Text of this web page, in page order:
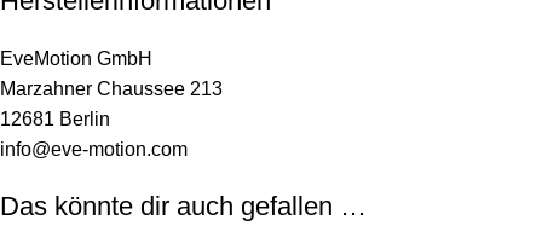
EveMotion GmbH
Marzahner Chaussee 213
12681 Berlin
info@eve-motion.com
Das könnte dir auch gefallen …